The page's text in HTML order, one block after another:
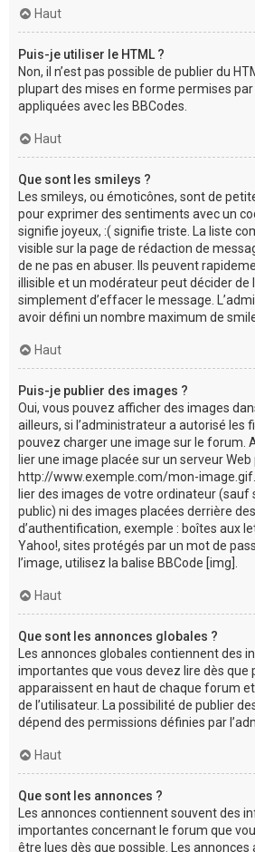
Haut
Puis-je utiliser le HTML ?
Non, il n’est pas possible de publier du
plupart des mises en forme permises
appliquées avec les BBCodes.
Haut
Que sont les smileys ?
Les smileys, ou émoticônes, sont de
pour exprimer des sentiments avec un
signifie joyeux, :( signifie triste. La liste
visible sur la page de rédaction de
de ne pas en abuser. Ils peuvent
illisible et un modérateur peut décider de
simplement d’effacer le message.
avoir défini un nombre maximum de
Haut
Puis-je publier des images ?
Oui, vous pouvez afficher des images
ailleurs, si l’administrateur a autorisé les
pouvez charger une image sur le forum.
lier une image placée sur un serveur
http://www.exemple.com/mon-
lier des images de votre ordinateur (sauf
public) ni des images placées derrière
d’authentification, exemple : boîtes aux
Yahoo!, sites protégés par un mot de
l’image, utilisez la balise BBCode [img].
Haut
Que sont les annonces globales ?
Les annonces globales contiennent des
importantes que vous devez lire dès que
apparaissent en haut de chaque forum
de l’utilisateur. La possibilité de publier
dépend des permissions définies par
Haut
Que sont les annonces ?
Les annonces contiennent souvent des
importantes concernant le forum que
être lues dès que possible. Les